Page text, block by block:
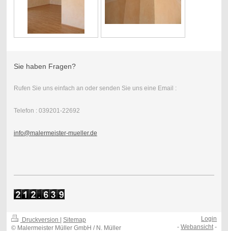
Sie haben Fragen?
Rufen Sie uns einfach an oder senden Sie uns eine Email :
Telefon : 039201-22692
info@malermeister-mueller.de
Druckversion | Sitemap
© Malermeister Müller GmbH / N. Müller
Login
-Webansicht -